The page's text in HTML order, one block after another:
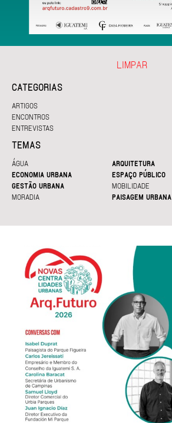
CATEGORIAS
ARTIGOS
ENCONTROS
ENTREVISTAS
TEMAS
ÁGUA
ARQUITETURA
ECONOMIA URBANA
ESPAÇO PÚBLICO
GESTÃO URBANA
MOBILIDADE
MORADIA
PAISAGEM URBANA
LIMPAR